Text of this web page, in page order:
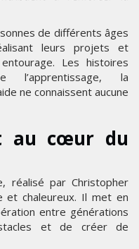
de différents âges
leurs projets et
Les histoires
l’apprentissage, la
ne connaissent aucune
au cœur du
réalisé par Christopher
et chaleureux. Il met en
entre générations
et de créer de